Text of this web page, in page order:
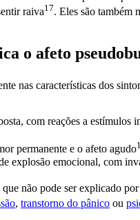
raiva17. Eles são também
o afeto
nas características dos
com reações a estímulos
permanente e o afeto agudo
explosão emocional, com
não pode ser explicado
, transtorno do pânico ou